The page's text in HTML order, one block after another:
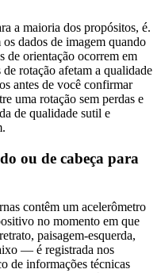
a maioria dos propósitos, é.
dados de imagem quando
de orientação ocorrem em
rotação afetam a qualidade
antes de você confirmar
uma rotação sem perdas e
de qualidade sutil e
ou de cabeça para
contêm um acelerômetro
no momento em que
paisagem-esquerda,
— é registrada nos
de informações técnicas